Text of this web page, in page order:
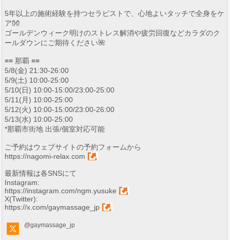
5年以上の施術経験を持つセラピストで、心地よいタッチで全身をケ
ア👐
ゴールデンウィーク明けのストレス解消や疲労回復などカラダのク
ールダウンにご期待ください🌺
≡≡ 那覇 ≡≡
5/8(金) 21:30-26:00
5/9(土) 10:00-25:00
5/10(日) 10:00-15:00/23:00-25:00
5/11(月) 10:00-25:00
5/12(火) 10:00-15:00/23:00-26:00
5/13(水) 10:00-25:00
*那覇市街地 出張/個室対応可能
ご予約はウェブサイトの予約フォームから
https://nagomi-relax.com
最新情報は各SNSにて
Instagram:
https://instagram.com/ngm.yusuke
X(Twitter):
https://x.com/gaymassage_jp
@gaymassage_jp